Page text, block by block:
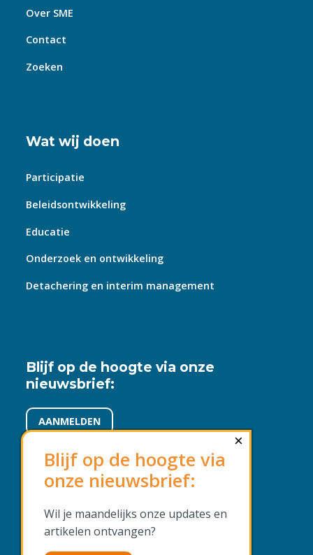
Over SME
Contact
Zoeken
Wat wij doen
Participatie
Beleidsontwikkeling
Educatie
Onderzoek en ontwikkeling
Detachering en interim management
Blijf op de hoogte via onze
nieuwsbrief:
AANMELDEN
Voorwaarden en beleid
Algemene voorwaarden
Privacyverklaring
×
Blijf op de hoogte via
onze nieuwsbrief:
Wil je maandelijks onze updates en
artikelen ontvangen?